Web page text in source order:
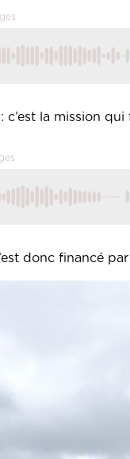
c’est la mission
donc financé